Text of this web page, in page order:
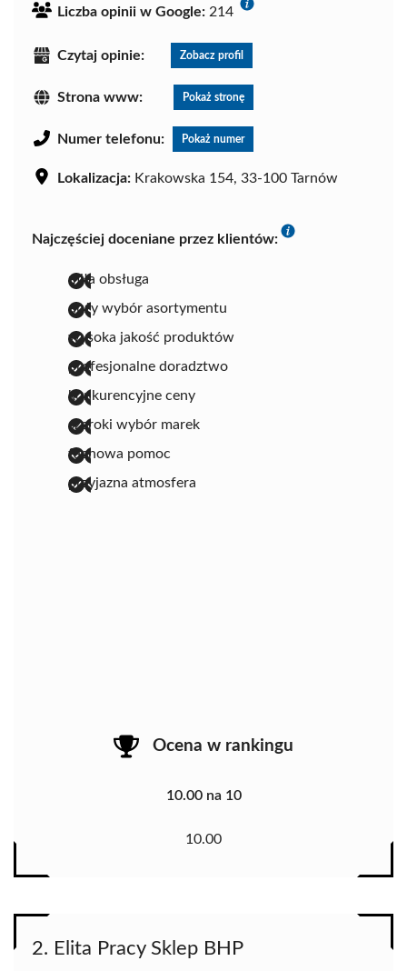
Liczba opinii w Google: 214
Czytaj opinie: Zobacz profil
Strona www: Pokaż stronę
Numer telefonu: Pokaż numer
Lokalizacja: Krakowska 154, 33-100 Tarnów
Najczęściej doceniane przez klientów:
miła obsługa
duży wybór asortymentu
wysoka jakość produktów
profesjonalne doradztwo
konkurencyjne ceny
szeroki wybór marek
fachowa pomoc
przyjazna atmosfera
Ocena w rankingu
10.00 na 10
10.00
2. Elita Pracy Sklep BHP